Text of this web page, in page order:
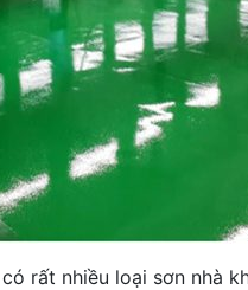
rất nhiều loại sơn nhà